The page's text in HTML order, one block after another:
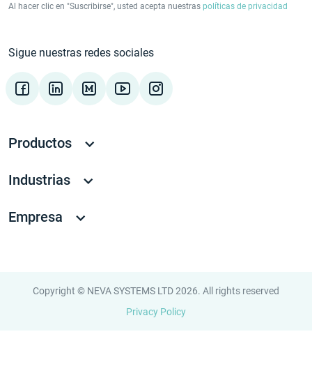
Al hacer clic en "Suscribirse", usted acepta nuestras políticas de privacidad
Sigue nuestras redes sociales
Productos
Industrias
Empresa
Copyright © NEVA SYSTEMS LTD 2026. All rights reserved
Privacy Policy